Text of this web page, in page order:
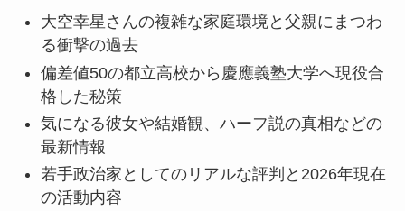
大空幸星さんの複雑な家庭環境と父親にまつわ
る衝撃の過去
偏差値50の都立高校から慶應義塾大学へ現役合
格した秘策
気になる彼女や結婚観、ハーフ説の真相などの
最新情報
若手政治家としてのリアルな評判と2026年現在
の活動内容